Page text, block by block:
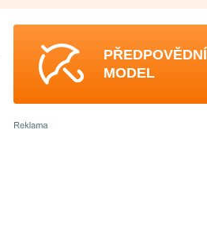
PŘEDPOVĚDNÍ
MODEL